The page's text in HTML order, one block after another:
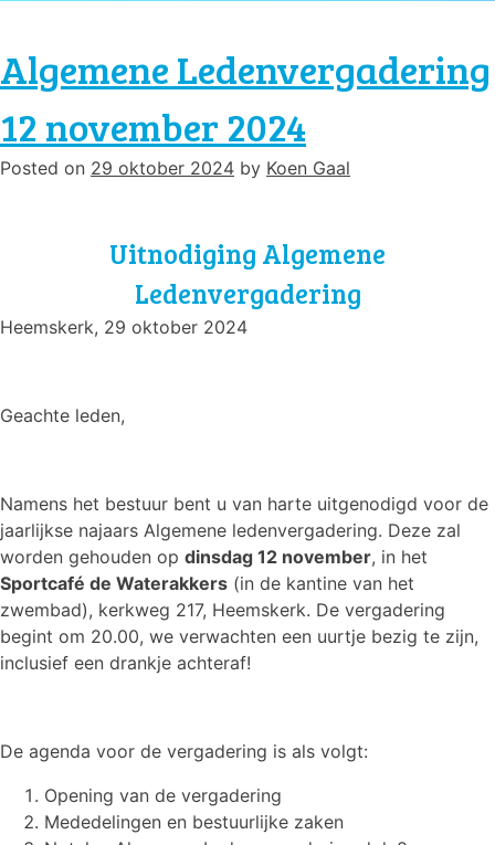
Geen
zwemles
en
zwemtraining
op
december
Sinterklaasavond
Algemene Ledenvergadering
12 november 2024
Posted on 29 oktober 2024 by Koen Gaal
Uitnodiging Algemene
Ledenvergadering
Heemskerk, 29 oktober 2024
Geachte leden,
Namens het bestuur bent u van harte uitgenodigd voor de
jaarlijkse najaars Algemene ledenvergadering. Deze zal
worden gehouden op dinsdag 12 november, in het
Sportcafé de Waterakkers (in de kantine van het
zwembad), kerkweg 217, Heemskerk. De vergadering
begint om 20.00, we verwachten een uurtje bezig te zijn,
inclusief een drankje achteraf!
De agenda voor de vergadering is als volgt:
Opening van de vergadering
Mededelingen en bestuurlijke zaken